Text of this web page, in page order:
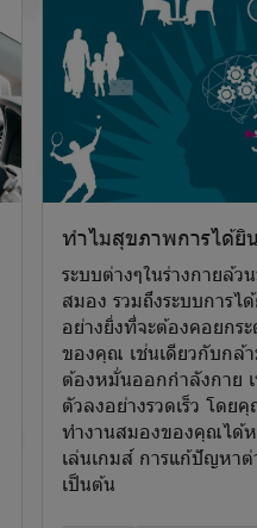
ทำไมสุขภาพการได้ยิ
ระบบต่างๆในร่างกายล้ว
สมอง รวมถึงระบบการไ
อย่างยิ่งที่จะต้องคอยกร
ของคุณ เช่นเดียวกับกล้
ต้องหมั่นออกกำลังกาย
ตัวลงอย่างรวดเร็ว โดย
ทำงานสมองของคุณได้
เล่นเกมส์ การแก้ปัญหาต่
เป็นต้น